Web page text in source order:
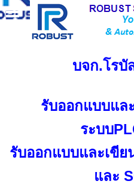
บจก.โรบั
รับออกแบบแล
ระบบ
รับออกแบบและเขีย
และ